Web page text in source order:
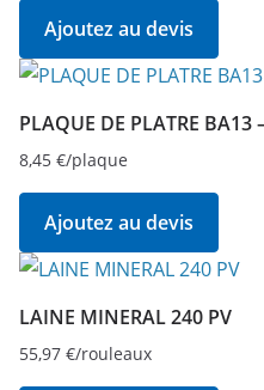
Ajoutez au devis
PLAQUE DE PLATRE BA13
8,45 €/plaque
Ajoutez au devis
LAINE MINERAL 240 PV
55,97 €/rouleaux